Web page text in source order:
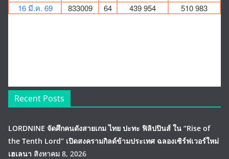
Recent Posts
LORDNINE จัดศึกคนดังสายเกม ไทย ปะทะ ฟิลิปปินส์ ใน “Rise of
the Tenth Lord” เปิดสงครามกิลด์ข้ามประเทศ ฉลองเซิร์ฟเวอร์ใหม่
เฮเลนา สิงหาคม 8, 2026